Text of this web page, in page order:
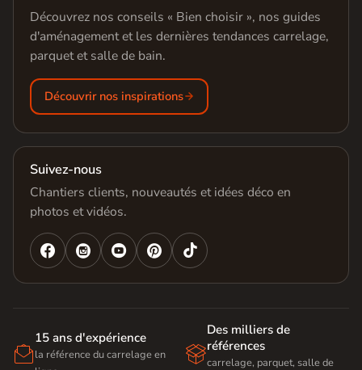
Découvrez nos conseils « Bien choisir », nos guides
d'aménagement et les dernières tendances carrelage,
parquet et salle de bain.
Découvrir nos inspirations
Suivez-nous
Chantiers clients, nouveautés et idées déco en
photos et vidéos.
   

15 ans d'expérience
la référence du carrelage en

Des milliers de
références
carrelage, parquet, salle de